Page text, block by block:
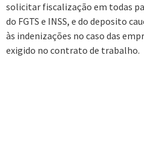
solicitar fiscalização em todas
do FGTS e INSS, e do deposito
às indenizações no caso das
exigido no contrato de trabalho.